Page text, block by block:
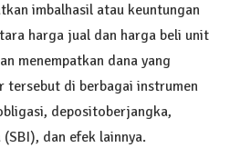
imbalhasil atau keuntungan
harga jual dan harga beli unit
menempatkan dana yang
tersebut di berbagai instrumen
depositoberjangka,
dan efek lainnya.